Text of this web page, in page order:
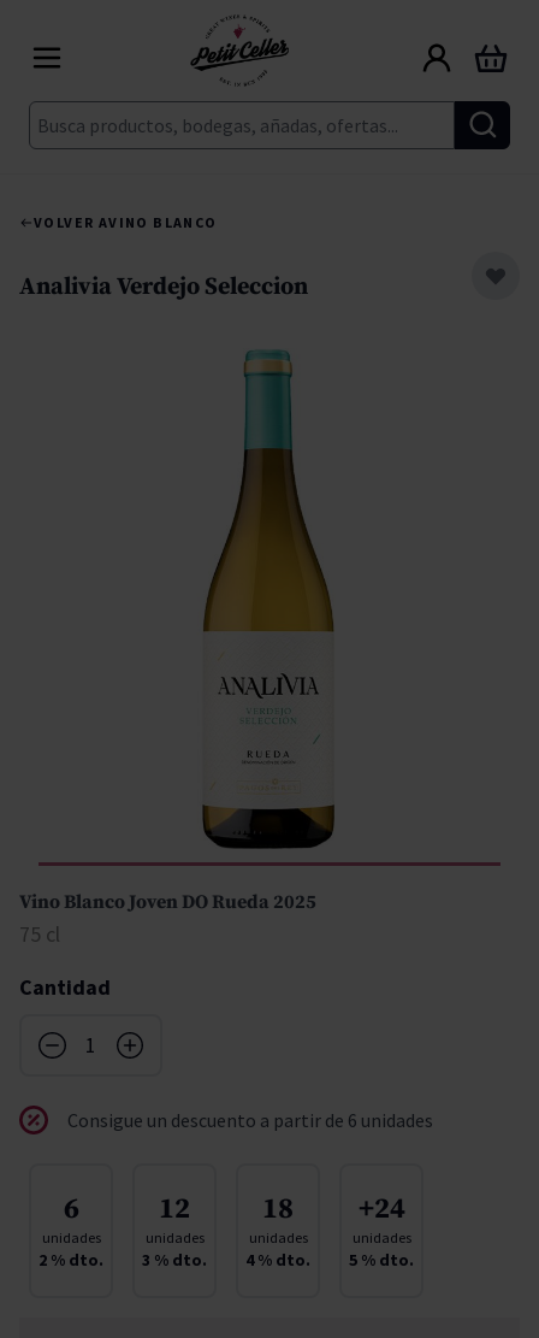
Buscar
Carrito
VOLVER AVINO BLANCO
Analivia Verdejo Seleccion
Vino Blanco Joven DO Rueda 2025
75 cl
Cantidad
Consigue un descuento a partir de 6 unidades
6
unidades
2 % dto.
12
unidades
3 % dto.
18
unidades
4% dto.
+24
unidades
5 % dto.